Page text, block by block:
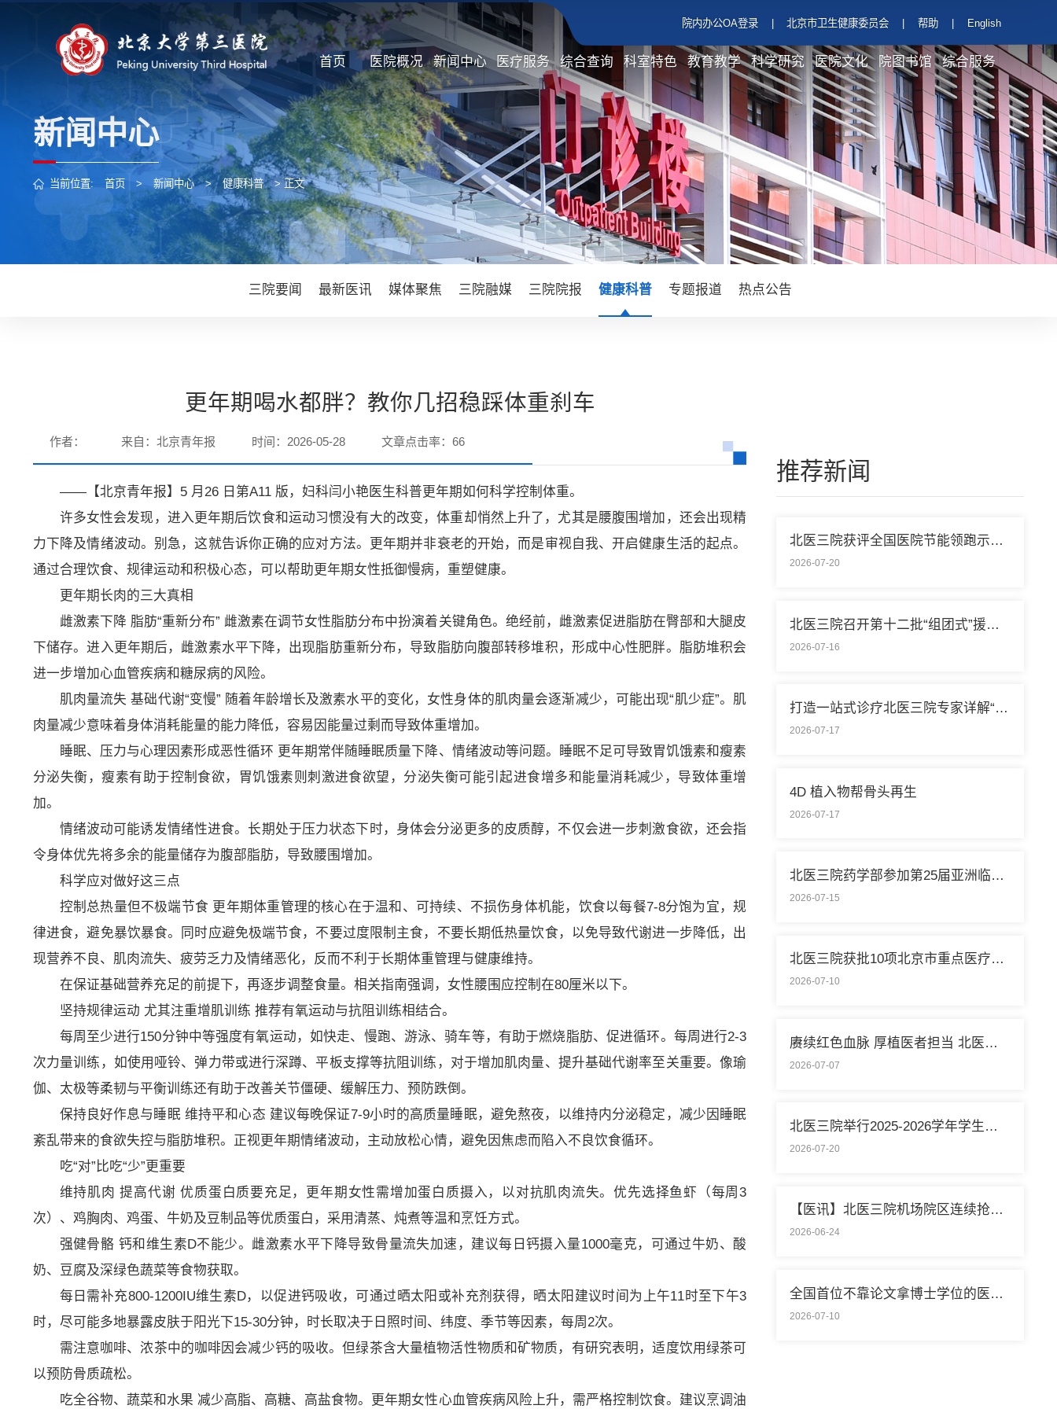
院内办公OA登录 北京市卫生健康委员会 帮助 English
首页 医院概况 新闻中心 医疗服务 综合查询 科室特色 教育教学 科学研究 医院文化 院图书馆 综合服务
新闻中心
当前位置: 首页 > 新闻中心 > 健康科普 > 正文
三院要闻 最新医讯 媒体聚焦 三院融媒 三院院报 健康科普 专题报道 热点公告
更年期喝水都胖？教你几招稳踩体重刹车
作者： 来自：北京青年报 时间：2026-05-28 文章点击率： 66
——【北京青年报】5 月26 日第A11 版，妇科闫小艳医生科普更年期如何科学控制体重。
许多女性会发现，进入更年期后饮食和运动习惯没有大的改变，体重却悄然上升了，尤其是腰腹围增加，还会出现精
力下降及情绪波动。别急，这就告诉你正确的应对方法。更年期并非衰老的开始，而是审视自我、开启健康生活的起点。
通过合理饮食、规律运动和积极心态，可以帮助更年期女性抵御慢病，重塑健康。
更年期长肉的三大真相
雌激素下降 脂肪“重新分布” 雌激素在调节女性脂肪分布中扮演着关键角色。绝经前，雌激素促进脂肪在臀部和大腿皮
下储存。进入更年期后，雌激素水平下降，出现脂肪重新分布，导致脂肪向腹部转移堆积，形成中心性肥胖。脂肪堆积会
进一步增加心血管疾病和糖尿病的风险。
肌肉量流失 基础代谢“变慢” 随着年龄增长及激素水平的变化，女性身体的肌肉量会逐渐减少，可能出现“肌少症”。肌
肉量减少意味着身体消耗能量的能力降低，容易因能量过剩而导致体重增加。
睡眠、压力与心理因素形成恶性循环 更年期常伴随睡眠质量下降、情绪波动等问题。睡眠不足可导致胃饥饿素和瘦素
分泌失衡，瘦素有助于控制食欲，胃饥饿素则刺激进食欲望，分泌失衡可能引起进食增多和能量消耗减少，导致体重增
加。
情绪波动可能诱发情绪性进食。长期处于压力状态下时，身体会分泌更多的皮质醇，不仅会进一步刺激食欲，还会指
令身体优先将多余的能量储存为腹部脂肪，导致腰围增加。
科学应对做好这三点
控制总热量但不极端节食 更年期体重管理的核心在于温和、可持续、不损伤身体机能，饮食以每餐7-8分饱为宜，规
律进食，避免暴饮暴食。同时应避免极端节食，不要过度限制主食，不要长期低热量饮食，以免导致代谢进一步降低，出
现营养不良、肌肉流失、疲劳乏力及情绪恶化，反而不利于长期体重管理与健康维持。
在保证基础营养充足的前提下，再逐步调整食量。相关指南强调，女性腰围应控制在80厘米以下。
坚持规律运动 尤其注重增肌训练 推荐有氧运动与抗阻训练相结合。
每周至少进行150分钟中等强度有氧运动，如快走、慢跑、游泳、骑车等，有助于燃烧脂肪、促进循环。每周进行2-3
次力量训练，如使用哑铃、弹力带或进行深蹲、平板支撑等抗阻训练，对于增加肌肉量、提升基础代谢率至关重要。像瑜
伽、太极等柔韧与平衡训练还有助于改善关节僵硬、缓解压力、预防跌倒。
保持良好作息与睡眠 维持平和心态 建议每晚保证7-9小时的高质量睡眠，避免熬夜，以维持内分泌稳定，减少因睡眠
紊乱带来的食欲失控与脂肪堆积。正视更年期情绪波动，主动放松心情，避免因焦虑而陷入不良饮食循环。
吃“对”比吃“少”更重要
维持肌肉 提高代谢 优质蛋白质要充足，更年期女性需增加蛋白质摄入，以对抗肌肉流失。优先选择鱼虾（每周3
次）、鸡胸肉、鸡蛋、牛奶及豆制品等优质蛋白，采用清蒸、炖煮等温和烹饪方式。
强健骨骼 钙和维生素D不能少。雌激素水平下降导致骨量流失加速，建议每日钙摄入量1000毫克，可通过牛奶、酸
奶、豆腐及深绿色蔬菜等食物获取。
每日需补充800-1200IU维生素D，以促进钙吸收，可通过晒太阳或补充剂获得，晒太阳建议时间为上午11时至下午3
时，尽可能多地暴露皮肤于阳光下15-30分钟，时长取决于日照时间、纬度、季节等因素，每周2次。
需注意咖啡、浓茶中的咖啡因会减少钙的吸收。但绿茶含大量植物活性物质和矿物质，有研究表明，适度饮用绿茶可
以预防骨质疏松。
吃全谷物、蔬菜和水果 减少高脂、高糖、高盐食物。更年期女性心血管疾病风险上升，需严格控制饮食。建议烹调油
推荐新闻
北医三院获评全国医院节能领跑示范单位称号
2026-07-20
北医三院召开第十二批“组团式”援藏医疗队欢送会
2026-07-16
打造一站式诊疗北医三院专家详解“控糖”新模式
2026-07-17
4D 植入物帮骨头再生
2026-07-17
北医三院药学部参加第25届亚洲临床药学大会
2026-07-15
北医三院获批10项北京市重点医疗技术临床应用培训基地
2026-07-10
赓续红色血脉 厚植医者担当 北医三院开展庆祝中国共产党成立105周年系列活动
2026-07-07
北医三院举行2025-2026学年学生暑期社会实践启动仪式
2026-07-20
【医讯】北医三院机场院区连续抢救两名致死性肺栓塞外籍旅客
2026-06-24
全国首位不靠论文拿博士学位的医学领域研究生通过答辩
2026-07-10